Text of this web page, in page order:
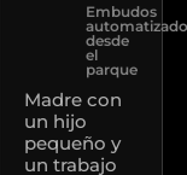
Embudos
desde
el
parque
Madre con
un hijo
pequeño y
un trabajo